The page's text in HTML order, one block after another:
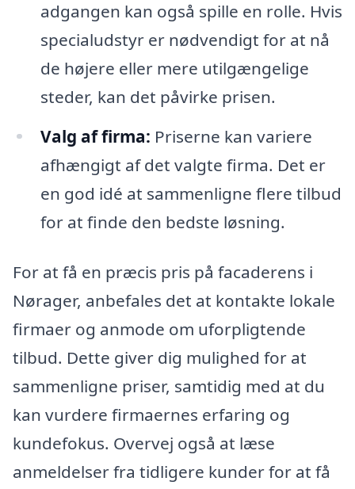
adgangen kan også spille en rolle. Hvis
specialudstyr er nødvendigt for at nå
de højere eller mere utilgængelige
steder, kan det påvirke prisen.
Valg af firma: Priserne kan variere
afhængigt af det valgte firma. Det er
en god idé at sammenligne flere tilbud
for at finde den bedste løsning.
For at få en præcis pris på facaderens i
Nørager, anbefales det at kontakte lokale
firmaer og anmode om uforpligtende
tilbud. Dette giver dig mulighed for at
sammenligne priser, samtidig med at du
kan vurdere firmaernes erfaring og
kundefokus. Overvej også at læse
anmeldelser fra tidligere kunder for at få